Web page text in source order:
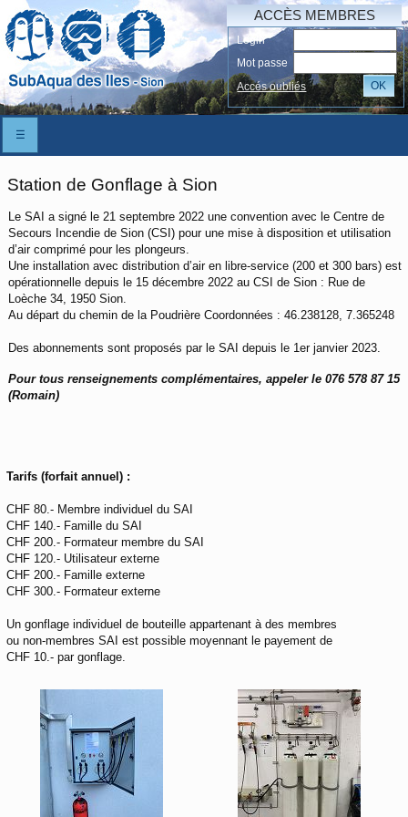
ACCÈS MEMBRES
Login
Mot passe
Accés oubliés
OK
☰
Station de Gonflage à Sion
Le SAI a signé le 21 septembre 2022 une convention avec le Centre de
Secours Incendie de Sion (CSI) pour une mise à disposition et utilisation
d’air comprimé pour les plongeurs.
Une installation avec distribution d’air en libre-service (200 et 300 bars) est
opérationnelle depuis le 15 décembre 2022 au CSI de Sion : Rue de
Loèche 34, 1950 Sion.
Au départ du chemin de la Poudrière Coordonnées : 46.238128, 7.365248
Des abonnements sont proposés par le SAI depuis le 1er janvier 2023.
Pour tous renseignements complémentaires, appeler le 076 578 87 15
(Romain)
Tarifs (forfait annuel) :
CHF 80.- Membre individuel du SAI
CHF 140.- Famille du SAI
CHF 200.- Formateur membre du SAI
CHF 120.- Utilisateur externe
CHF 200.- Famille externe
CHF 300.- Formateur externe
Un gonflage individuel de bouteille appartenant à des membres
ou non-membres SAI est possible moyennant le payement de
CHF 10.- par gonflage.